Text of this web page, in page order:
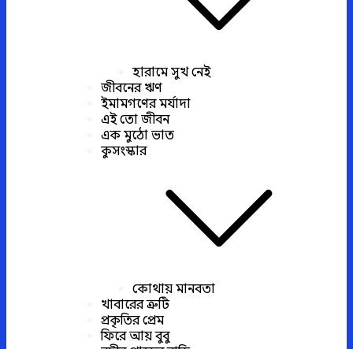
হারামে সুখ নেই
জীবনের ঋণ
ইমামগণের মর্যাদা
এই তো জীবন
এক মুঠো ভাত
কুসংস্কার
কোথায় মানবতা
খাবারের ত্রুটি
প্রকৃতির প্রেম
ফিরে আয় বুবু